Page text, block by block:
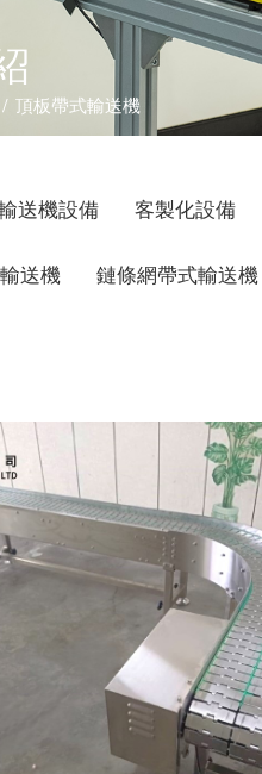
頂板帶式輸送機
送機設備 客製化設備
送機 鏈條網帶式輸送機